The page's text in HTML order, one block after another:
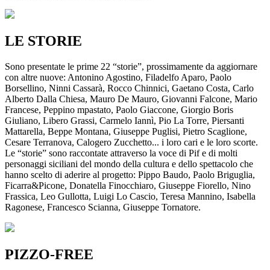
LE STORIE
Sono presentate le prime 22 “storie”, prossimamente da aggiornare
con altre nuove: Antonino Agostino, Filadelfo Aparo, Paolo
Borsellino, Ninni Cassarà, Rocco Chinnici, Gaetano Costa, Carlo
Alberto Dalla Chiesa, Mauro De Mauro, Giovanni Falcone, Mario
Francese, Peppino mpastato, Paolo Giaccone, Giorgio Boris
Giuliano, Libero Grassi, Carmelo Iannì, Pio La Torre, Piersanti
Mattarella, Beppe Montana, Giuseppe Puglisi, Pietro Scaglione,
Cesare Terranova, Calogero Zucchetto... i loro cari e le loro scorte.
Le “storie” sono raccontate attraverso la voce di Pif e di molti
personaggi siciliani del mondo della cultura e dello spettacolo che
hanno scelto di aderire al progetto: Pippo Baudo, Paolo Briguglia,
Ficarra&Picone, Donatella Finocchiaro, Giuseppe Fiorello, Nino
Frassica, Leo Gullotta, Luigi Lo Cascio, Teresa Mannino, Isabella
Ragonese, Francesco Scianna, Giuseppe Tornatore.
PIZZO-FREE